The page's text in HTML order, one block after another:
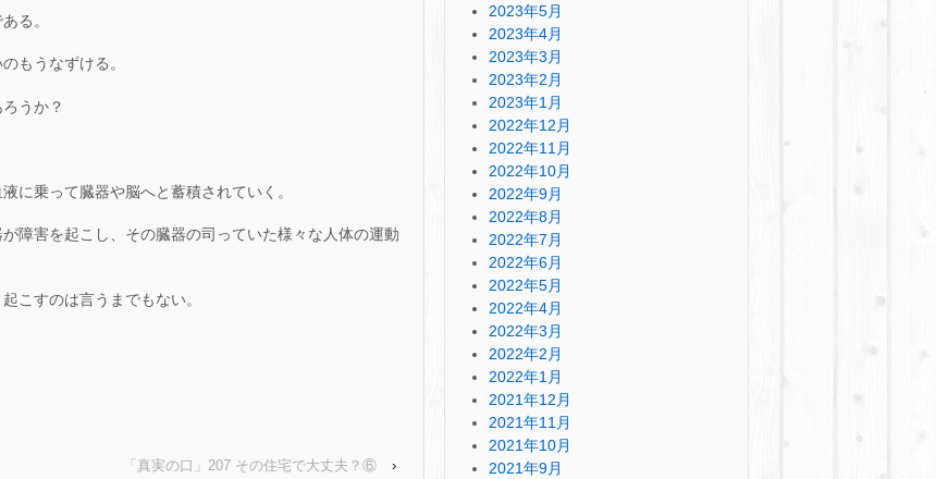
る。
もうなずける。
うか？
に乗って臓器や脳へと蓄積されていく。
障害を起こし、その臓器の司っていた様々な人体の運動
こすのは言うまでもない。
「真実の口」207 その住宅で大丈夫？⑥ ›
2023年5月
2023年4月
2023年3月
2023年2月
2023年1月
2022年12月
2022年11月
2022年10月
2022年9月
2022年8月
2022年7月
2022年6月
2022年5月
2022年4月
2022年3月
2022年2月
2022年1月
2021年12月
2021年11月
2021年10月
2021年9月